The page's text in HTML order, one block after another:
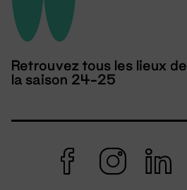
Retrouvez tous les lieux de
la saison 24-25